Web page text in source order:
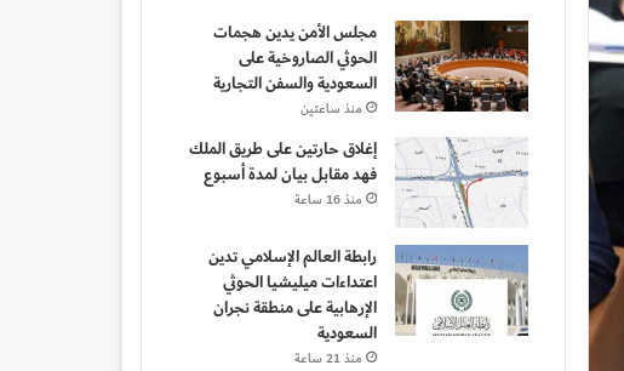
مجلس الأمن يدين هجمات
الحوثي الصاروخية على
السعودية والسفن التجارية
منذ ساعتين
إغلاق حارتين على طريق الملك
فهد مقابل بيان لمدة أسبوع
منذ 16 ساعة
رابطة العالم الإسلامي تدين
اعتداءات ميليشيا الحوثي
الإرهابية على منطقة نجران
السعودية
منذ 21 ساعة